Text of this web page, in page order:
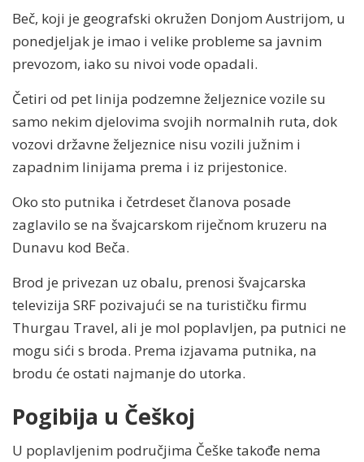
Beč, koji je geografski okružen Donjom Austrijom, u
ponedjeljak je imao i velike probleme sa javnim
prevozom, iako su nivoi vode opadali.
Četiri od pet linija podzemne željeznice vozile su
samo nekim djelovima svojih normalnih ruta, dok
vozovi državne željeznice nisu vozili južnim i
zapadnim linijama prema i iz prijestonice.
Oko sto putnika i četrdeset članova posade
zaglavilo se na švajcarskom riječnom kruzeru na
Dunavu kod Beča.
Brod je privezan uz obalu, prenosi švajcarska
televizija SRF pozivajući se na turističku firmu
Thurgau Travel, ali je mol poplavljen, pa putnici ne
mogu sići s broda. Prema izjavama putnika, na
brodu će ostati najmanje do utorka.
Pogibija u Češkoj
U poplavljenim područjima Češke takođe nema